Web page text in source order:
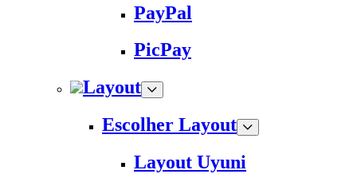
PayPal
PicPay
Layout
Escolher Layout
Layout Uyuni